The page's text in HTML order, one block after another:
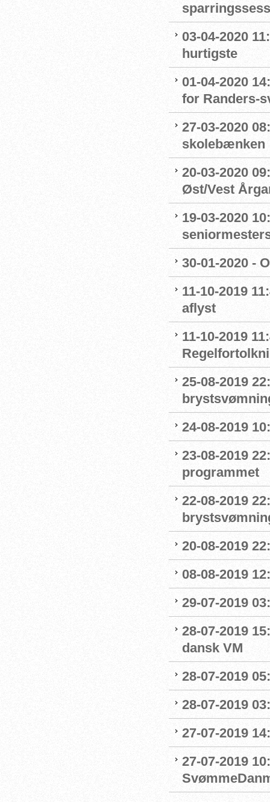
03-04-2020
hurtigste
01-04-2020
for Randers-
27-03-2020
skolebænken
20-03-2020
Øst/Vest
19-03-2020
30-01-2020 -
11-10-2019
aflyst
11-10-2019
25-08-2019
24-08-2019
23-08-2019
programmet
22-08-2019
20-08-2019
08-08-2019
29-07-2019
28-07-2019
dansk VM
28-07-2019
28-07-2019
27-07-2019
27-07-2019